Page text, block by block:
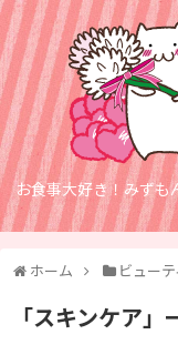
お食事大好き！みずも
ホーム ビュー
「スキンケア」